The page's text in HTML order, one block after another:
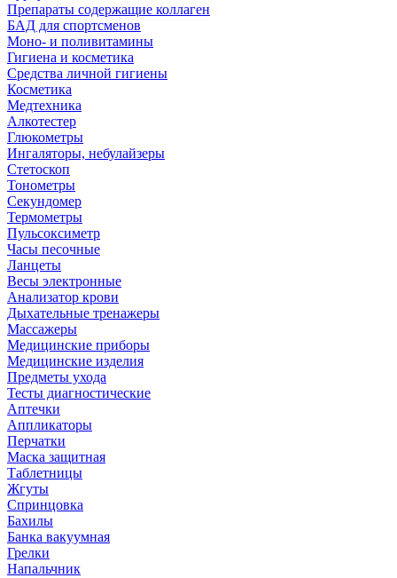
Препараты содержащие коллаген
БАД для спортсменов
Моно- и поливитамины
Гигиена и косметика
Средства личной гигиены
Косметика
Медтехника
Алкотестер
Глюкометры
Ингаляторы, небулайзеры
Стетоскоп
Тонометры
Секундомер
Термометры
Пульсоксиметр
Часы песочные
Ланцеты
Весы электронные
Анализатор крови
Дыхательные тренажеры
Массажеры
Медицинские приборы
Медицинские изделия
Предметы ухода
Тесты диагностические
Аптечки
Аппликаторы
Перчатки
Маска защитная
Таблетницы
Жгуты
Спринцовка
Бахилы
Банка вакуумная
Грелки
Напальчник